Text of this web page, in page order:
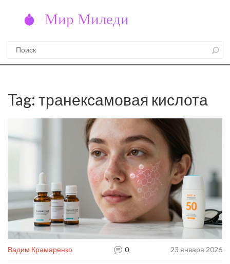
Tag: транексамовая кислота
Вадим Крамаренко 0 23 января 2026